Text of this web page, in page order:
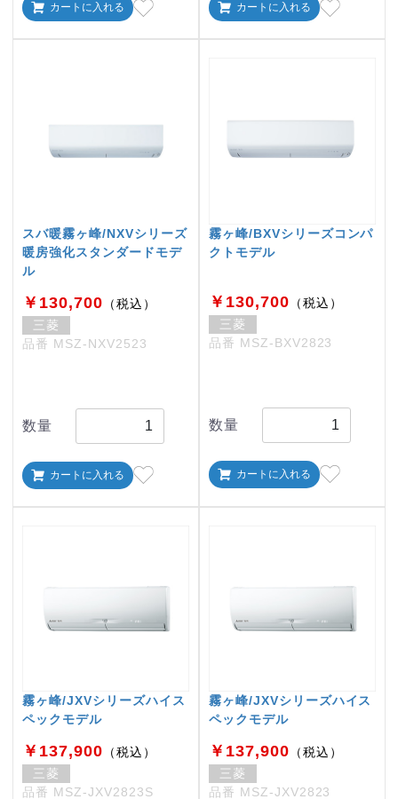
カートに入れる カートに入れる
スバ暖霧ヶ峰/NXVシリーズ
暖房強化スタンダードモデ
ル
￥130,700 （税込）
三菱
品番 MSZ-NXV2523
数量
カートに入れる
霧ヶ峰/BXVシリーズコンパ
クトモデル
￥130,700 （税込）
三菱
品番 MSZ-BXV2823
数量
カートに入れる
霧ヶ峰/JXVシリーズハイス
ペックモデル
￥137,900 （税込）
三菱
品番 MSZ-JXV2823S
霧ヶ峰/JXVシリーズハイス
ペックモデル
￥137,900 （税込）
三菱
品番 MSZ-JXV2823